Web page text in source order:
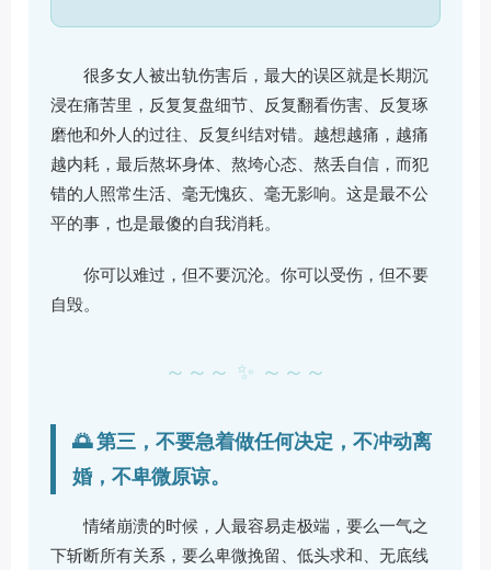
很多女人被出轨伤害后，最大的误区就是长期沉
浸在痛苦里，反复复盘细节、反复翻看伤害、反复琢
磨他和外人的过往、反复纠结对错。越想越痛，越痛
越内耗，最后熬坏身体、熬垮心态、熬丢自信，而犯
错的人照常生活、毫无愧疚、毫无影响。这是最不公
平的事，也是最傻的自我消耗。
你可以难过，但不要沉沦。你可以受伤，但不要
自毁。
～～～ ✨ ～～～
🌅 第三，不要急着做任何决定，不冲动离
婚，不卑微原谅。
情绪崩溃的时候，人最容易走极端，要么一气之
下斩断所有关系，要么卑微挽留、低头求和、无底线